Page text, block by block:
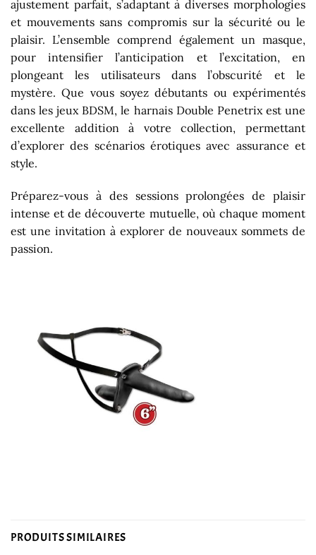
ajustement parfait, s’adaptant à diverses morphologies
et mouvements sans compromis sur la sécurité ou le
plaisir. L’ensemble comprend également un masque,
pour intensifier l’anticipation et l’excitation, en
plongeant les utilisateurs dans l’obscurité et le
mystère. Que vous soyez débutants ou expérimentés
dans les jeux BDSM, le harnais Double Penetrix est une
excellente addition à votre collection, permettant
d’explorer des scénarios érotiques avec assurance et
style.
Préparez-vous à des sessions prolongées de plaisir
intense et de découverte mutuelle, où chaque moment
est une invitation à explorer de nouveaux sommets de
passion.
PRODUITS SIMILAIRES